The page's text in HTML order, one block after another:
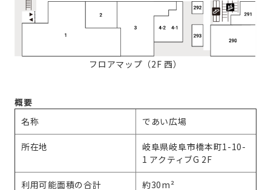
フロアマップ（2F 西）
概要
名称
であい広場
所在地
岐阜県岐阜市橋本町1-10-
1 アクティブG 2F
利用可能面積の合計 約30m²